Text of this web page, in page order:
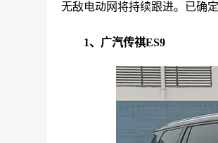
无敌电动网将持续跟进。已确
1、广汽传祺ES9